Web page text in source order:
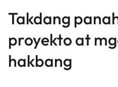
Takdang
proyekto at
hakbang